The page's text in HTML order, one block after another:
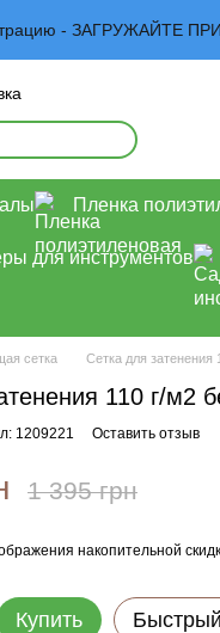
- ЗАГРУЖАЙТЕ
Пленка
для инструментов
сетка Сетка для затенения
110 г/м2
1209221 Оставить отзыв
1 395 грн
накопительной
Купить